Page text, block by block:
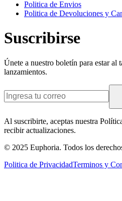
Politica de Envios
Politica de Devoluciones y
Suscribirse
Únete a nuestro boletín para estar al
lanzamientos.
Al suscribirte, aceptas nuestra
recibir actualizaciones.
© 2025 Euphoria. Todos los
Politica de PrivacidadTerminos y